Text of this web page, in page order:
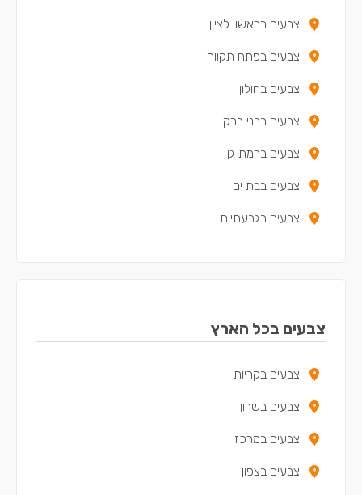
צבעים בראשון לציון
צבעים בפתח תקווה
צבעים בחולון
צבעים בבני ברק
צבעים ברמת גן
צבעים בבת ים
צבעים בגבעתיים
צבעים באור יהודה
צבעים ביהוד
צבעים ביפו
צבעים באלעד
צבעים בגבעת שמואל
צבעים בגני תקווה
צבעים בכל הארץ
צבעים בקריות
צבעים בשרון
צבעים במרכז
צבעים בצפון